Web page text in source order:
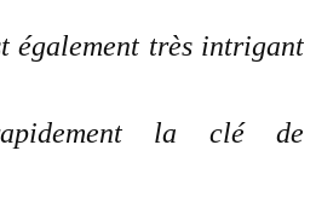
également très intrigant
la clé de